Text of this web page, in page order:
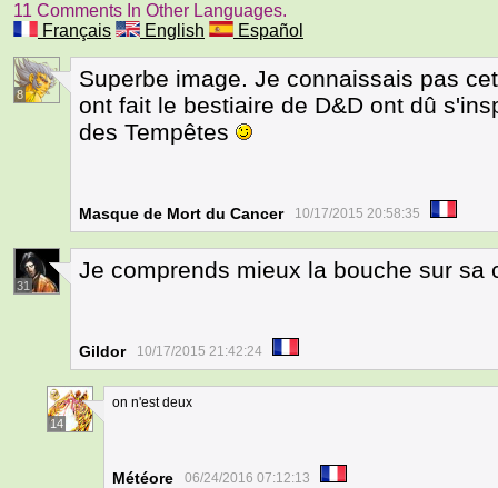
11 Comments In Other Languages.
Français
English Español
8
Superbe image. Je connaissais pas
ont fait le bestiaire de D&D ont dû
des Tempêtes
Masque de Mort du Cancer 10/17/2015 20:58:35
31
Je comprends mieux la bouche sur sa
Gildor 10/17/2015 21:42:24
14
on n'est deux
Météore 06/24/2016 07:12:13